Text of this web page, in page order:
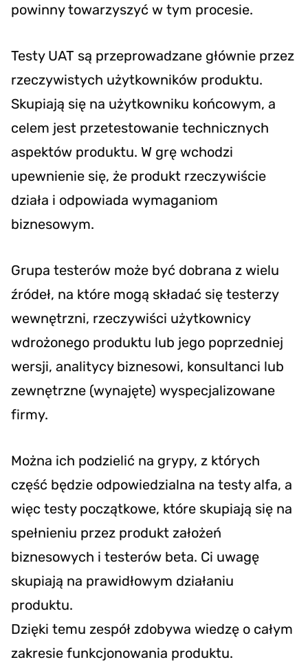
powinny towarzyszyć w tym procesie.
Testy UAT są przeprowadzane głównie przez
rzeczywistych użytkowników produktu.
Skupiają się na użytkowniku końcowym, a
celem jest przetestowanie technicznych
aspektów produktu. W grę wchodzi
upewnienie się, że produkt rzeczywiście
działa i odpowiada wymaganiom
biznesowym.
Grupa testerów może być dobrana z wielu
źródeł, na które mogą składać się testerzy
wewnętrzni, rzeczywiści użytkownicy
wdrożonego produktu lub jego poprzedniej
wersji, analitycy biznesowi, konsultanci lub
zewnętrzne (wynajęte) wyspecjalizowane
firmy.
Można ich podzielić na grypy, z których
część będzie odpowiedzialna na testy alfa, a
więc testy początkowe, które skupiają się na
spełnieniu przez produkt założeń
biznesowych i testerów beta. Ci uwagę
skupiają na prawidłowym działaniu
produktu.
Dzięki temu zespół zdobywa wiedzę o całym
zakresie funkcjonowania produktu.